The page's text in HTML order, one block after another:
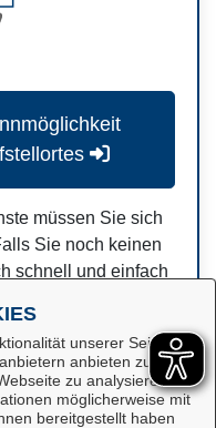
müssen Sie sich
Sie noch keinen
schnell und einfach
unserer Seiten
anbieten zu
zu analysieren.
möglicherweise mit
bereitgestellt haben